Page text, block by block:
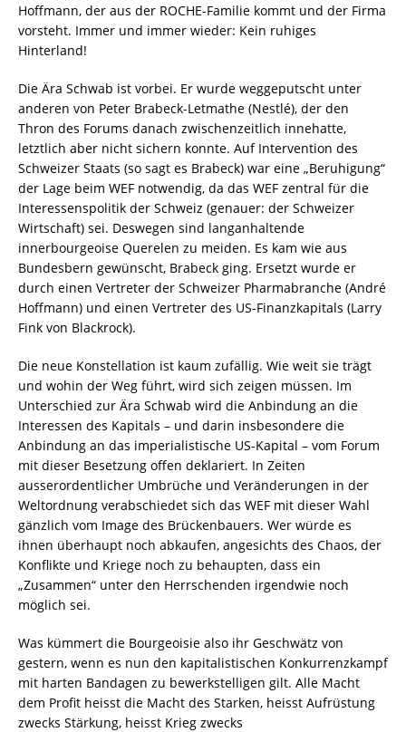
Hoffmann, der aus der ROCHE-Familie kommt und der Firma
vorsteht. Immer und immer wieder: Kein ruhiges
Hinterland!
Die Ära Schwab ist vorbei. Er wurde weggeputscht unter
anderen von Peter Brabeck-Letmathe (Nestlé), der den
Thron des Forums danach zwischenzeitlich innehatte,
letztlich aber nicht sichern konnte. Auf Intervention des
Schweizer Staats (so sagt es Brabeck) war eine „Beruhigung“
der Lage beim WEF notwendig, da das WEF zentral für die
Interessenspolitik der Schweiz (genauer: der Schweizer
Wirtschaft) sei. Deswegen sind langanhaltende
innerbourgeoise Querelen zu meiden. Es kam wie aus
Bundesbern gewünscht, Brabeck ging. Ersetzt wurde er
durch einen Vertreter der Schweizer Pharmabranche (André
Hoffmann) und einen Vertreter des US-Finanzkapitals (Larry
Fink von Blackrock).
Die neue Konstellation ist kaum zufällig. Wie weit sie trägt
und wohin der Weg führt, wird sich zeigen müssen. Im
Unterschied zur Ära Schwab wird die Anbindung an die
Interessen des Kapitals – und darin insbesondere die
Anbindung an das imperialistische US-Kapital – vom Forum
mit dieser Besetzung offen deklariert. In Zeiten
ausserordentlicher Umbrüche und Veränderungen in der
Weltordnung verabschiedet sich das WEF mit dieser Wahl
gänzlich vom Image des Brückenbauers. Wer würde es
ihnen überhaupt noch abkaufen, angesichts des Chaos, der
Konflikte und Kriege noch zu behaupten, dass ein
„Zusammen“ unter den Herrschenden irgendwie noch
möglich sei.
Was kümmert die Bourgeoisie also ihr Geschwätz von
gestern, wenn es nun den kapitalistischen Konkurrenzkampf
mit harten Bandagen zu bewerkstelligen gilt. Alle Macht
dem Profit heisst die Macht des Starken, heisst Aufrüstung
zwecks Stärkung, heisst Krieg zwecks